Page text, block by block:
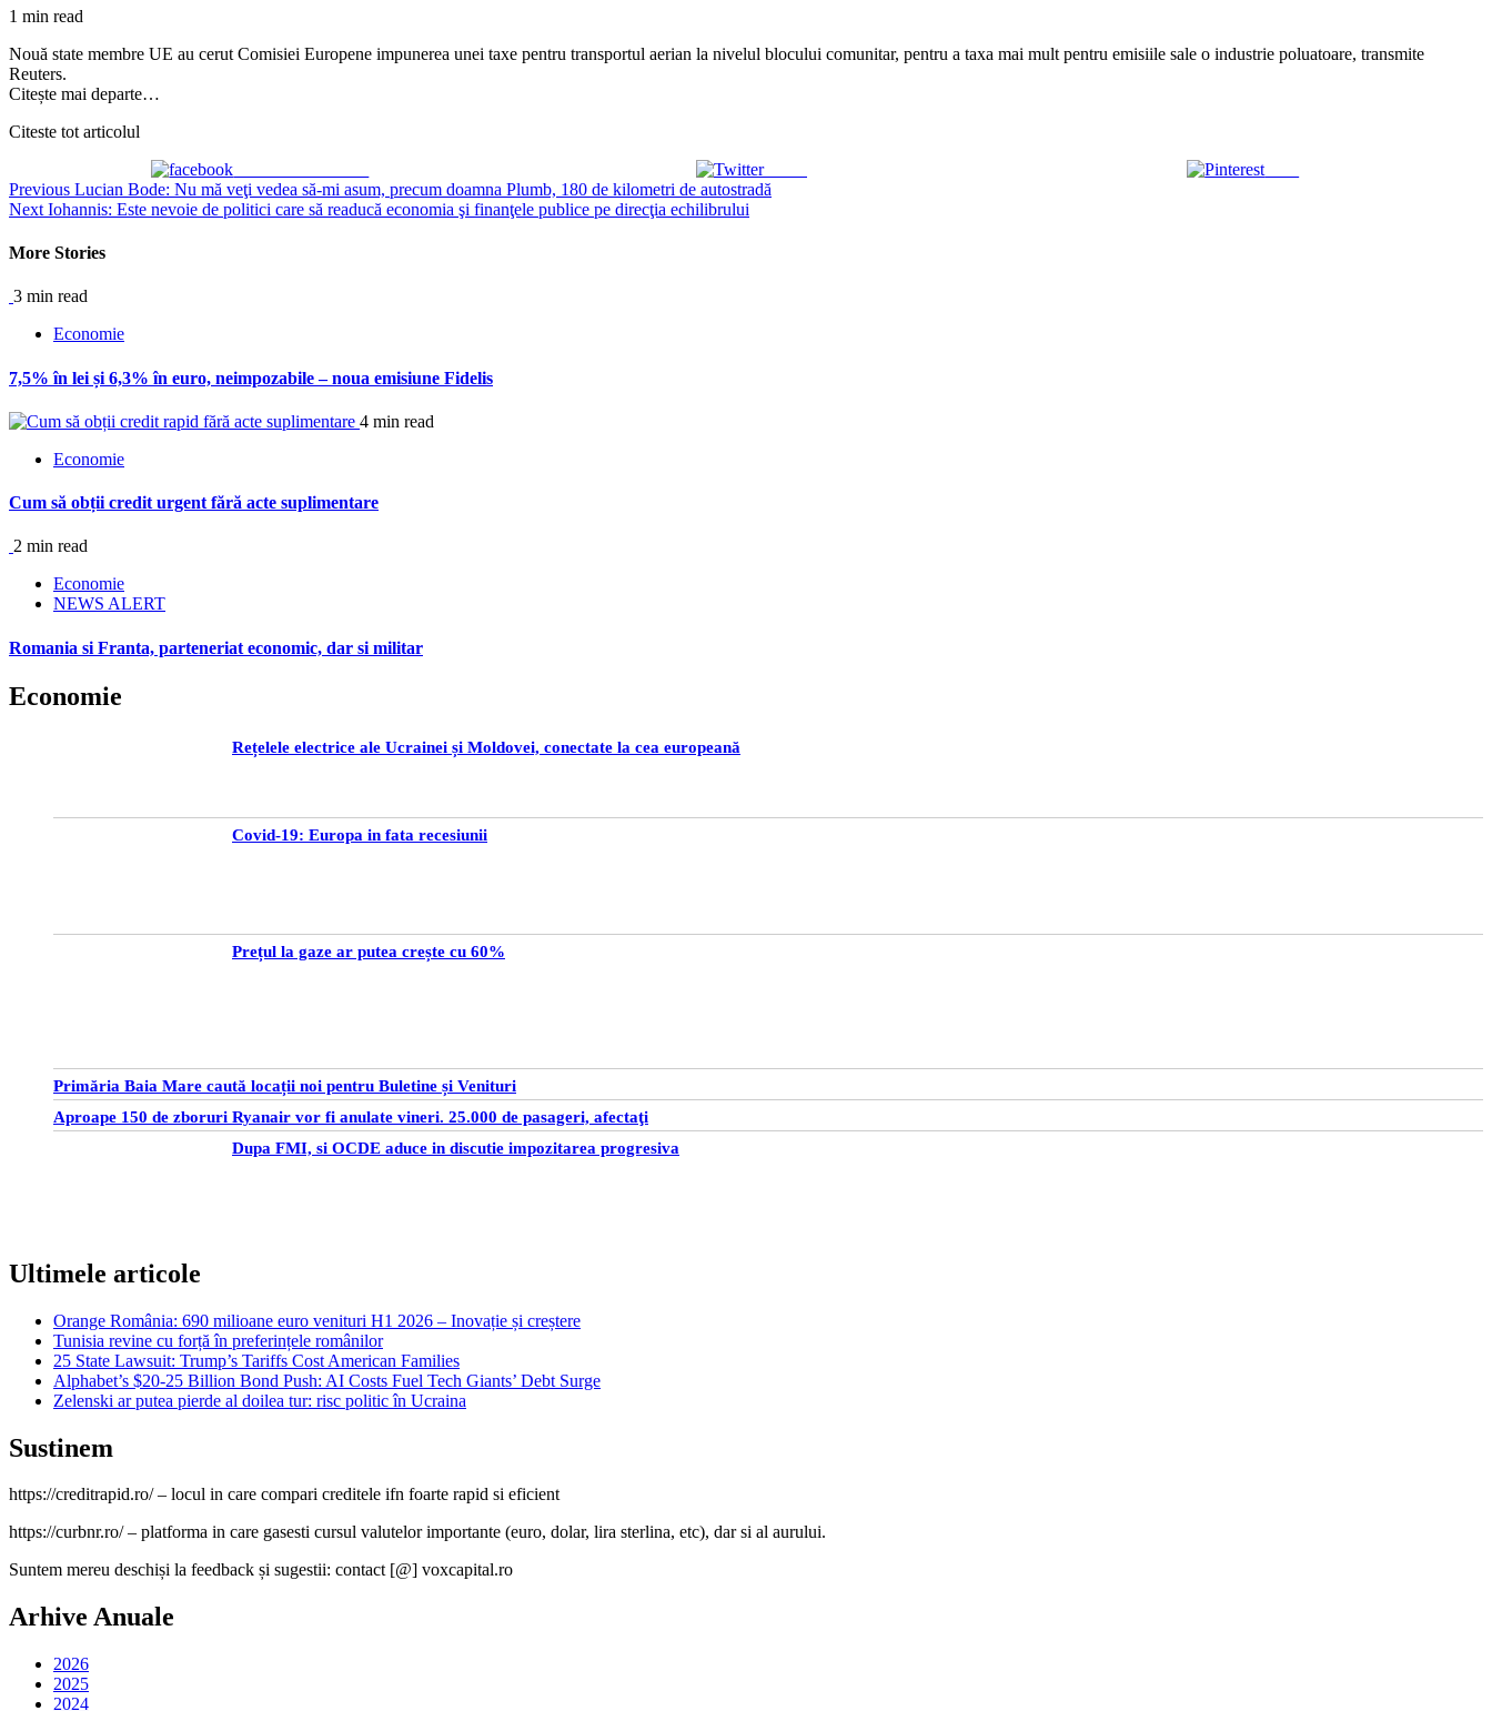
1 min read
Nouă state membre UE au cerut Comisiei Europene impunerea unei taxe pentru transportul aerian la nivelul blocului comunitar, pentru a taxa mai mult pentru emisiile sale o industrie poluatoare, transmite
Reuters.
Citește mai departe…
Citeste tot articolul
Tweet
Continue
Reading
Previous Lucian Bode: Nu mă veţi vedea să-mi asum, precum doamna Plumb, 180 de kilometri de autostradă
Next Iohannis: Este nevoie de politici care să readucă economia şi finanţele publice pe direcţia echilibrului
More Stories
3 min read
Economie
7,5% în lei și 6,3% în euro, neimpozabile – noua emisiune Fidelis
4 min read
Economie
Cum să obții credit urgent fără acte suplimentare
2 min read
Economie
NEWS ALERT
Romania si Franta, parteneriat economic, dar si militar
Economie
Rețelele electrice ale Ucrainei și Moldovei, conectate la cea europeană
Covid-19: Europa in fata recesiunii
Prețul la gaze ar putea crește cu 60%
Primăria Baia Mare caută locații noi pentru Buletine și Venituri
Aproape 150 de zboruri Ryanair vor fi anulate vineri. 25.000 de pasageri, afectaţi
Dupa FMI, si OCDE aduce in discutie impozitarea progresiva
Ultimele articole
Orange România: 690 milioane euro venituri H1 2026 – Inovație și creștere
Tunisia revine cu forță în preferințele românilor
25 State Lawsuit: Trump’s Tariffs Cost American Families
Alphabet’s $20-25 Billion Bond Push: AI Costs Fuel Tech Giants’ Debt Surge
Zelenski ar putea pierde al doilea tur: risc politic în Ucraina
Sustinem
https://creditrapid.ro/ – locul in care compari creditele ifn foarte rapid si eficient
https://curbnr.ro/ – platforma in care gasesti cursul valutelor importante (euro, dolar, lira sterlina, etc), dar si al aurului.
Suntem mereu deschiși la feedback și sugestii: contact [@] voxcapital.ro
Arhive Anuale
2026
2025
2024